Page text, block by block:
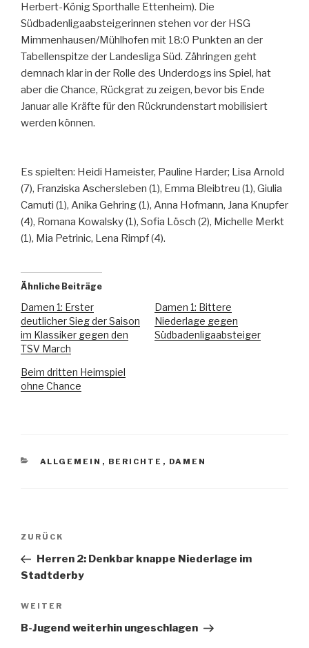
Herbert-König Sporthalle Ettenheim). Die
Südbadenligaabsteigerinnen stehen vor der HSG
Mimmenhausen/Mühlhofen mit 18:0 Punkten an der
Tabellenspitze der Landesliga Süd. Zähringen geht
demnach klar in der Rolle des Underdogs ins Spiel, hat
aber die Chance, Rückgrat zu zeigen, bevor bis Ende
Januar alle Kräfte für den Rückrundenstart mobilisiert
werden können.
Es spielten: Heidi Hameister, Pauline Harder; Lisa Arnold
(7), Franziska Aschersleben (1), Emma Bleibtreu (1), Giulia
Camuti (1), Anika Gehring (1), Anna Hofmann, Jana Knupfer
(4), Romana Kowalsky (1), Sofia Lösch (2), Michelle Merkt
(1), Mia Petrinic, Lena Rimpf (4).
Ähnliche Beiträge
Damen 1: Erster
deutlicher Sieg der Saison
im Klassiker gegen den
TSV March
Damen 1: Bittere
Niederlage gegen
Südbadenligaabsteiger
Beim dritten Heimspiel
ohne Chance
ALLGEMEIN , BERICHTE , DAMEN
ZURÜCK
Herren 2: Denkbar knappe Niederlage im
Stadtderby
WEITER
B-Jugend weiterhin ungeschlagen